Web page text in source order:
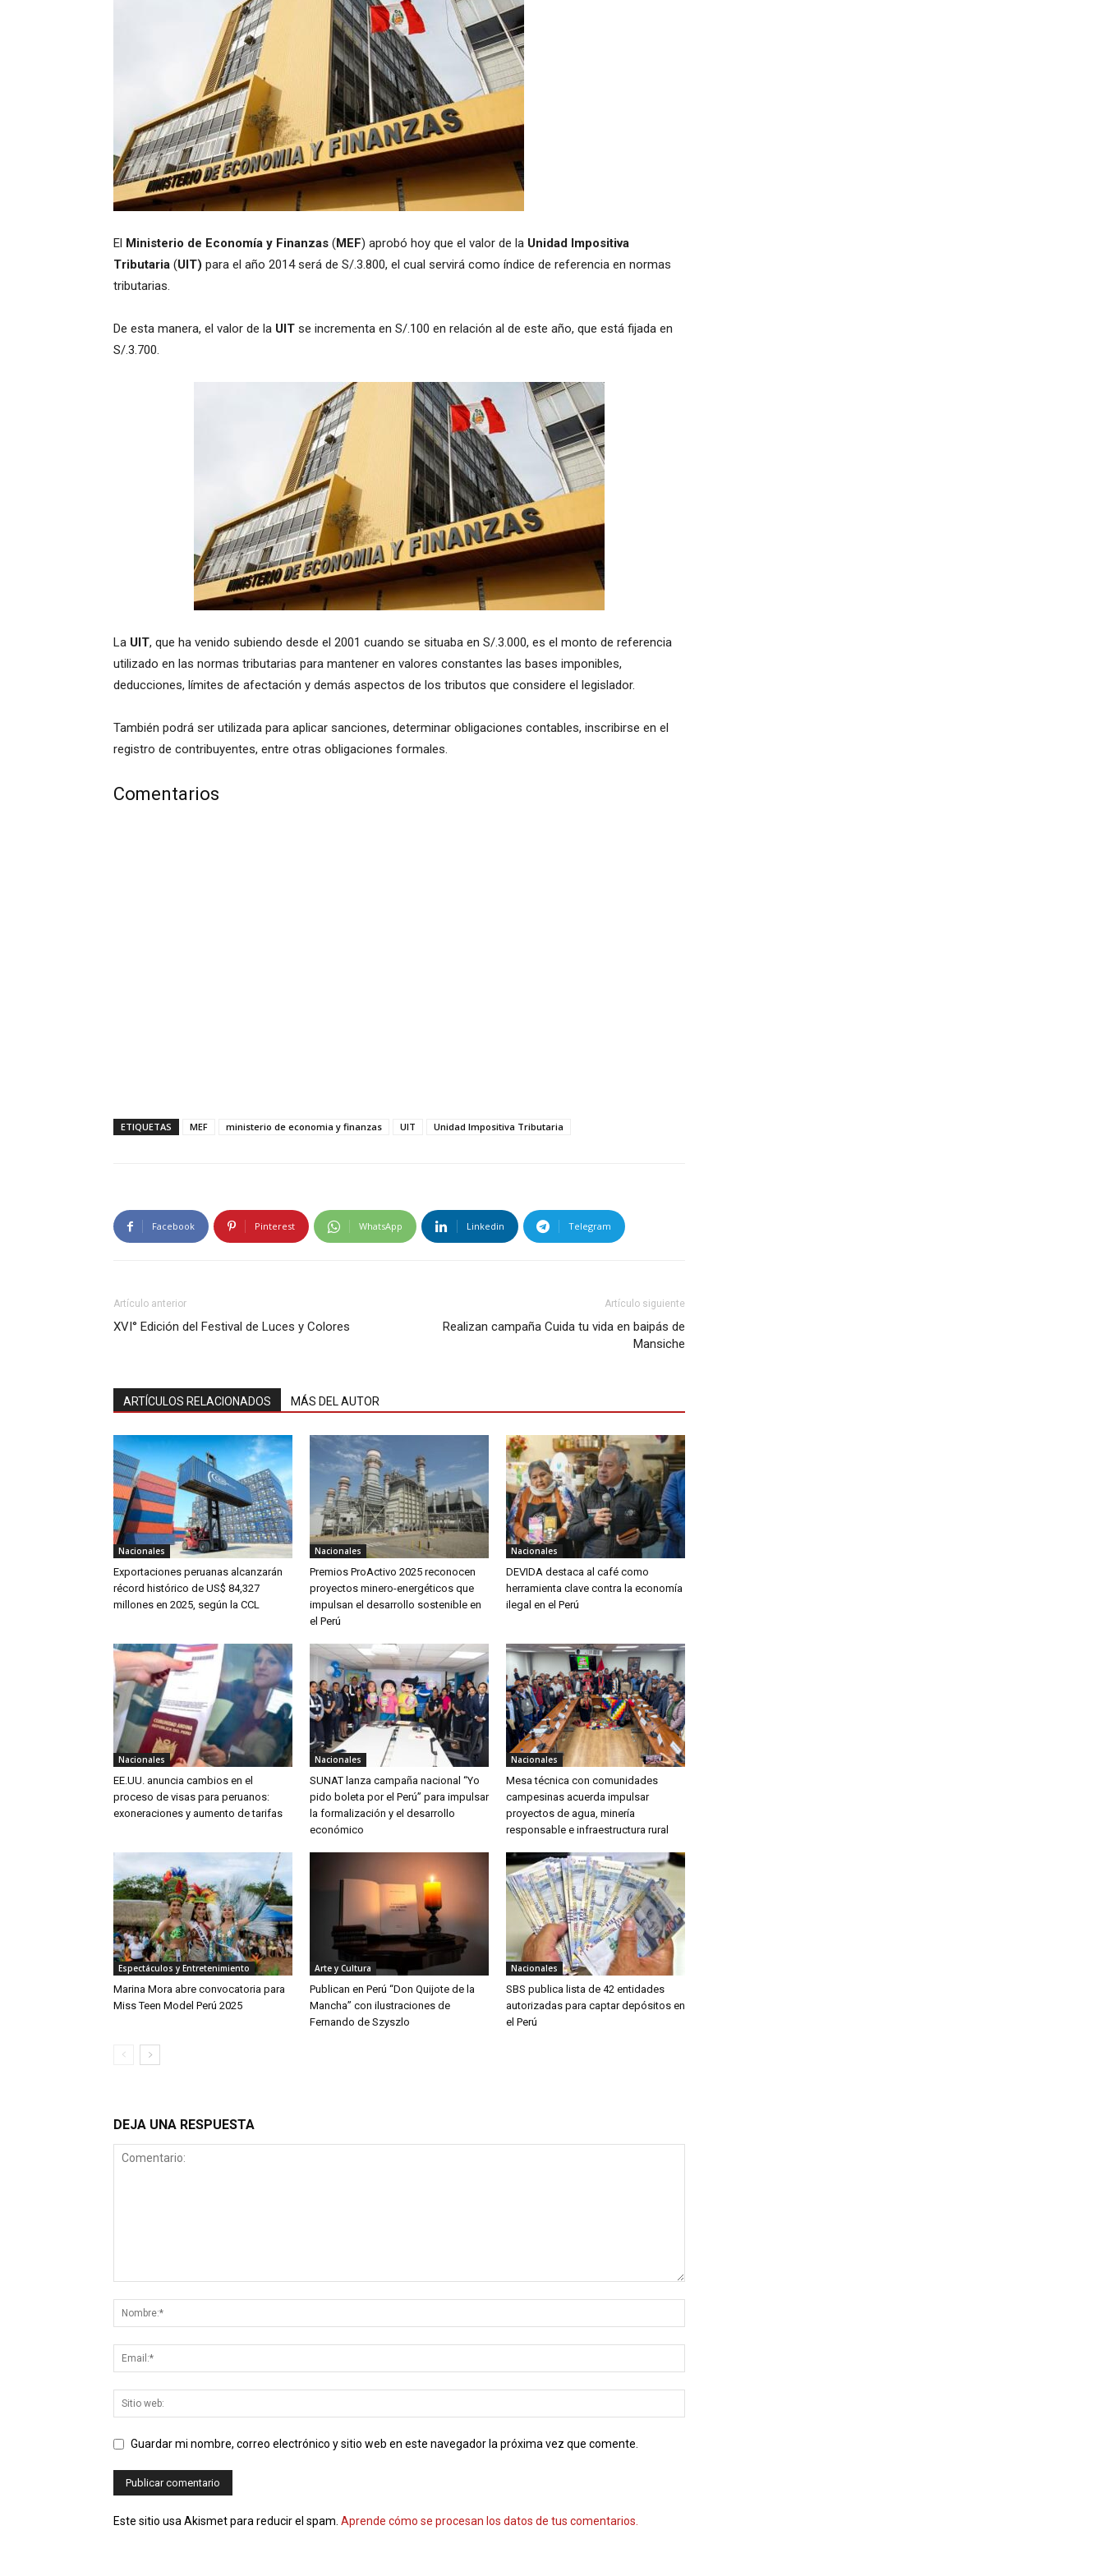
El Ministerio de Economía y Finanzas (MEF) aprobó hoy que el valor de la Unidad Impositiva
Tributaria (UIT) para el año 2014 será de S/.3.800, el cual servirá como índice de referencia en normas
tributarias.
De esta manera, el valor de la UIT se incrementa en S/.100 en relación al de este año, que está fijada en
S/.3.700.
La UIT, que ha venido subiendo desde el 2001 cuando se situaba en S/.3.000, es el monto de referencia
utilizado en las normas tributarias para mantener en valores constantes las bases imponibles,
deducciones, límites de afectación y demás aspectos de los tributos que considere el legislador.
También podrá ser utilizada para aplicar sanciones, determinar obligaciones contables, inscribirse en el
registro de contribuyentes, entre otras obligaciones formales.
Comentarios
ETIQUETAS MEF ministerio de economia y finanzas UIT Unidad Impositiva Tributaria
Facebook Pinterest WhatsApp Linkedin Telegram
Artículo anterior
XVI° Edición del Festival de Luces y Colores
Artículo siguiente
Realizan campaña Cuida tu vida en baipás de
Mansiche
ARTÍCULOS RELACIONADOS MÁS DEL AUTOR
Nacionales
Exportaciones peruanas alcanzarán
récord histórico de US$ 84,327
millones en 2025, según la CCL
Nacionales
Premios ProActivo 2025 reconocen
proyectos minero-energéticos que
impulsan el desarrollo sostenible en
el Perú
Nacionales
DEVIDA destaca al café como
herramienta clave contra la economía
ilegal en el Perú
Nacionales
EE.UU. anuncia cambios en el
proceso de visas para peruanos:
exoneraciones y aumento de tarifas
Nacionales
SUNAT lanza campaña nacional “Yo
pido boleta por el Perú” para impulsar
la formalización y el desarrollo
económico
Nacionales
Mesa técnica con comunidades
campesinas acuerda impulsar
proyectos de agua, minería
responsable e infraestructura rural
Espectáculos y Entretenimiento
Marina Mora abre convocatoria para
Miss Teen Model Perú 2025
Arte y Cultura
Publican en Perú “Don Quijote de la
Mancha” con ilustraciones de
Fernando de Szyszlo
Nacionales
SBS publica lista de 42 entidades
autorizadas para captar depósitos en
el Perú
DEJA UNA RESPUESTA
Guardar mi nombre, correo electrónico y sitio web en este navegador la próxima vez que comente.
Este sitio usa Akismet para reducir el spam. Aprende cómo se procesan los datos de tus comentarios.